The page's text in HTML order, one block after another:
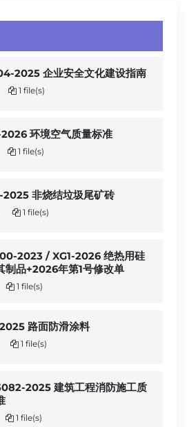
2025 企业安全文化建设指南
1 file(s)
环境空气质量标准
1 file(s)
非烧结垃圾尾矿砖
1 file(s)
2023 / XG1-2026 绝热用硅
制品+2026年第1号修改单
1 file(s)
路面防滑涂料
1 file(s)
2025 建筑工程消防施工质
1 file(s)